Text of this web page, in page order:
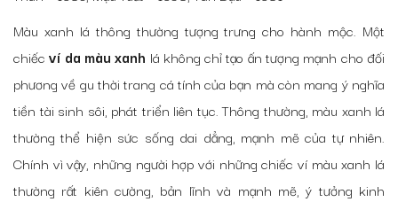
Màu xanh lá thông thường tượng trưng cho hành mộc. Một
chiếcví da màu xanh lá không chỉ tạo ấn tượng mạnh cho đối
phương về gu thời trang cá tính của bạn mà còn mang ý nghĩa
tiền tài sinh sôi, phát triển liên tục. Thông thường, màu xanh lá
thường thể hiện sức sống dai dẳng, mạnh mẽ của tự nhiên.
Chính vì vậy, những người hợp với những chiếc ví màu xanh lá
thường rất kiên cường, bản lĩnh và mạnh mẽ, ý tưởng kinh